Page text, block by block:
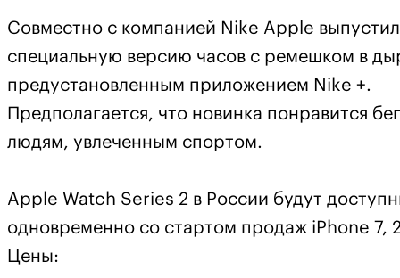
Совместно с компанией Nike Apple
специальную версию часов с ремешком в
предустановленным приложением Nike +.
Предполагается, что новинка понравится
людям, увлеченным спортом.
Apple Watch Series 2 в России будут
одновременно со стартом продаж iPhone 7,
Цены: